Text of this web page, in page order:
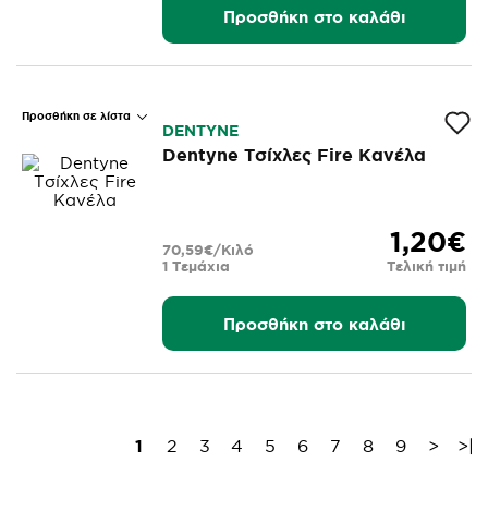
Προσθήκη στο καλάθι
Προσθήκη σε λίστα
DENTYNE
Dentyne Τσίχλες Fire Κανέλα
1,20€
Τελική τιμή
1 Τεμάχια
70,59€/Κιλό
Προσθήκη στο καλάθι
1 2 3 4 5 6 7 8 9 > >|